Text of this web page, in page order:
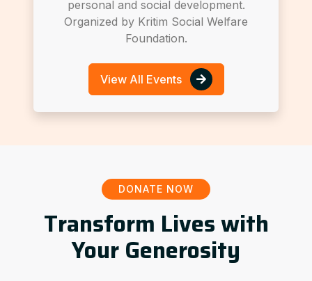
personal and social development.
Organized by Kritim Social Welfare
Foundation.
View All Events
DONATE NOW
Transform Lives with
Your Generosity